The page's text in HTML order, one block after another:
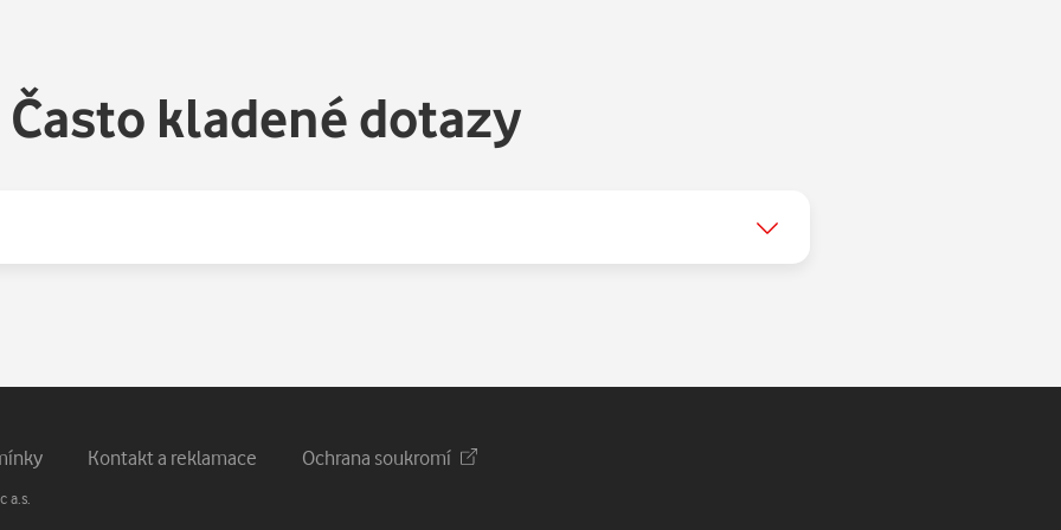
Často kladené dotazy
Kontakt a reklamace Ochrana soukromí
a.s.